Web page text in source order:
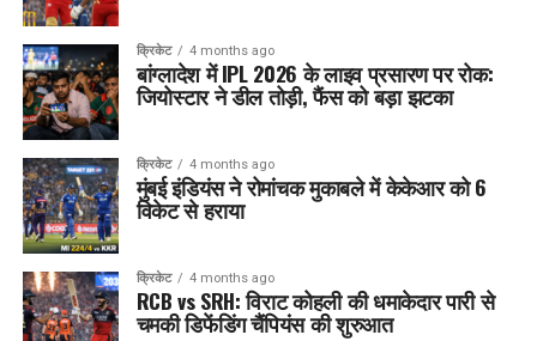
क्रिकेट 4 months ago
बांग्लादेश में IPL 2026 के लाइव प्रसारण पर रोक:
जियोस्टार ने डील तोड़ी, फैंस को बड़ा झटका
क्रिकेट 4 months ago
मुंबई इंडियंस ने रोमांचक मुकाबले में केकेआर को 6
विकेट से हराया
क्रिकेट 4 months ago
RCB vs SRH: विराट कोहली की धमाकेदार पारी से
चमकी डिफेंडिंग चैंपियंस की शुरुआत